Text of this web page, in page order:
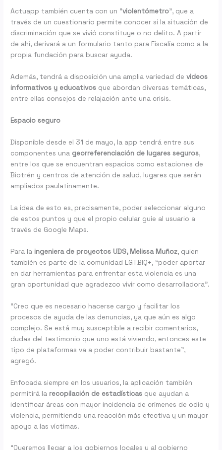
Actuapp también cuenta con un “violentómetro”, que a
través de un cuestionario permite conocer si la situación de
discriminación que se vivió constituye o no delito. A partir
de ahí, derivará a un formulario tanto para Fiscalía como a la
propia fundación para buscar ayuda.
Además, tendrá a disposición una amplia variedad devideos
informativos y educativos que abordan diversas temáticas,
entre ellas consejos de relajación ante una crisis.
Espacio seguro
Disponible desde el 31 de mayo, la app tendrá entre sus
componentes una georreferenciación de lugares seguros,
entre los que se encuentran espacios como estaciones de
Biotrén y centros de atención de salud, lugares que serán
ampliados paulatinamente.
La idea de esto es, precisamente, poder seleccionar alguno
de estos puntos y que el propio celular guíe al usuario a
través de Google Maps.
Para la ingeniera de proyectos UDS, Melissa Muñoz, quien
también es parte de la comunidad LGTBIQ+, “poder aportar
en dar herramientas para enfrentar esta violencia es una
gran oportunidad que agradezco vivir como desarrolladora”.
“Creo que es necesario hacerse cargo y facilitar los
procesos de ayuda de las denuncias, ya que aún es algo
complejo. Se está muy susceptible a recibir comentarios,
dudas del testimonio que uno está viviendo, entonces este
tipo de plataformas va a poder contribuir bastante”,
agregó.
Enfocada siempre en los usuarios, la aplicación también
permitirá la recopilación de estadísticas que ayudan a
identificar áreas con mayor incidencia de crímenes de odio y
violencia, permitiendo una reacción más efectiva y un mayor
apoyo a las víctimas.
“Queremos llegar a los gobiernos locales y al gobierno